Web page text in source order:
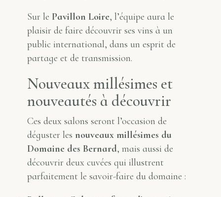
Sur le Pavillon Loire, l’équipe aura le
plaisir de faire découvrir ses vins à un
public international, dans un esprit de
partage et de transmission.
Nouveaux millésimes et
nouveautés à découvrir
Ces deux salons seront l’occasion de
déguster les nouveaux millésimes du
Domaine des Bernard, mais aussi de
découvrir deux cuvées qui illustrent
parfaitement le savoir-faire du domaine :